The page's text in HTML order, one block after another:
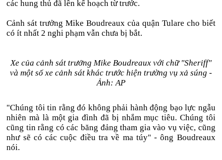
các hung thủ đã lên kế hoạch từ trước.
Cảnh sát trưởng Mike Boudreaux của quận Tulare cho biết
có ít nhất 2 nghi phạm vẫn chưa bị bắt.
Xe của cảnh sát trưởng Mike Boudreaux với chữ "Sheriff"
và một số xe cảnh sát khác trước hiện trường vụ xả súng -
Ảnh: AP
"Chúng tôi tin rằng đó không phải hành động bạo lực ngẫu
nhiên mà là một gia đình đã bị nhắm mục tiêu. Chúng tôi
cũng tin rằng có các băng đảng tham gia vào vụ việc, cũng
như sẽ có các cuộc điều tra về ma túy" - ông Boudreaux
nói.